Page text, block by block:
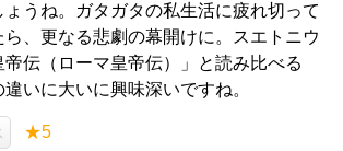
ょうね。ガタガタの私生活に疲れ切って
ら、更なる悲劇の幕開けに。スエトニウ
帝伝（ローマ皇帝伝）」と読み比べる
違いに大いに興味深いですね。
★5